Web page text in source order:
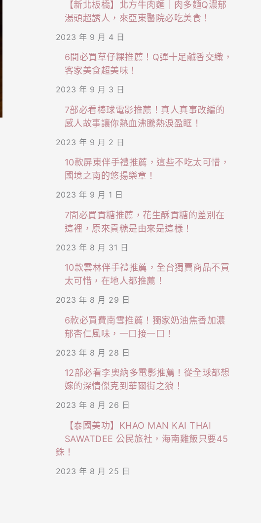
【新北板橋】北方牛肉麵｜肉多麵Q濃郁
湯頭超誘人，來亞東醫院必吃美食！
2023 年 9 月 4 日
6間必買草仔粿推薦！Q彈十足鹹香交織，
客家美食超美味！
2023 年 9 月 3 日
7部必看棒球電影推薦！真人真事改編的
感人故事讓你熱血沸騰熱淚盈眶！
2023 年 9 月 2 日
10款屏東伴手禮推薦，這些不吃太可惜，
國境之南的悠揚樂章！
2023 年 9 月 1 日
7間必買貢糖推薦，花生酥貢糖的差別在
這裡，原來貢糖是由來是這樣！
2023 年 8 月 31 日
10款雲林伴手禮推薦，全台獨賣商品不買
太可惜，在地人都推薦！
2023 年 8 月 29 日
6款必買費南雪推薦！獨家奶油焦香加濃
郁杏仁風味，一口接一口！
2023 年 8 月 28 日
12部必看李奧納多電影推薦！從全球都想
嫁的深情傑克到華爾街之狼！
2023 年 8 月 26 日
【泰國美功】KHAO MAN KAI THAI
SAWATDEE 公民旅社，海南雞飯只要45
銖！
2023 年 8 月 25 日